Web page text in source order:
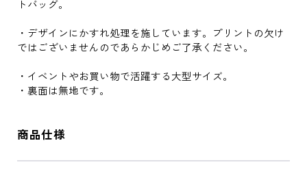
トバッグ。
・デザインにかすれ処理を施しています。プリントの欠け
ではございませんのであらかじめご了承ください。
・イベントやお買い物で活躍する大型サイズ。
・裏面は無地です。
商品仕様